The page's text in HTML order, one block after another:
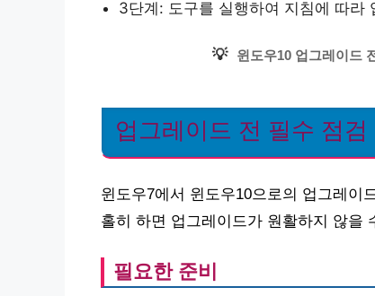
3단계: 도구를 실행하여 지침에 따라
💡 윈도우10 업그레이드
업그레이드 전 필수 점검
윈도우7에서 윈도우10으로의 업그레이
홀히 하면 업그레이드가 원활하지 않을
필요한 준비